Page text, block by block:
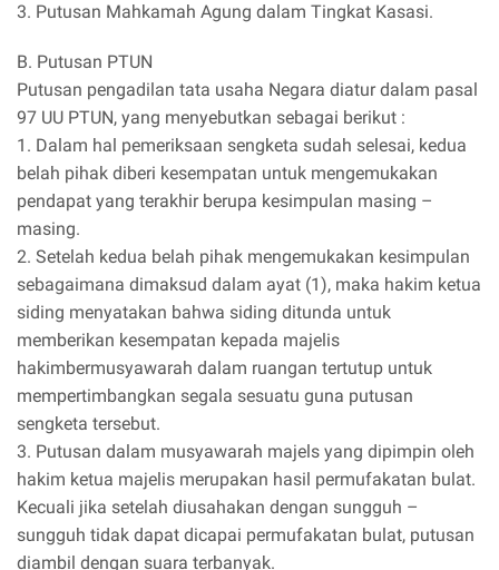
3. Putusan Mahkamah Agung dalam Tingkat Kasasi.
B. Putusan PTUN
Putusan pengadilan tata usaha Negara diatur dalam pasal
97 UU PTUN, yang menyebutkan sebagai berikut :
1. Dalam hal pemeriksaan sengketa sudah selesai, kedua
belah pihak diberi kesempatan untuk mengemukakan
pendapat yang terakhir berupa kesimpulan masing –
masing.
2. Setelah kedua belah pihak mengemukakan kesimpulan
sebagaimana dimaksud dalam ayat (1), maka hakim ketua
siding menyatakan bahwa siding ditunda untuk
memberikan kesempatan kepada majelis
hakimbermusyawarah dalam ruangan tertutup untuk
mempertimbangkan segala sesuatu guna putusan
sengketa tersebut.
3. Putusan dalam musyawarah majels yang dipimpin oleh
hakim ketua majelis merupakan hasil permufakatan bulat.
Kecuali jika setelah diusahakan dengan sungguh –
sungguh tidak dapat dicapai permufakatan bulat, putusan
diambil dengan suara terbanyak.